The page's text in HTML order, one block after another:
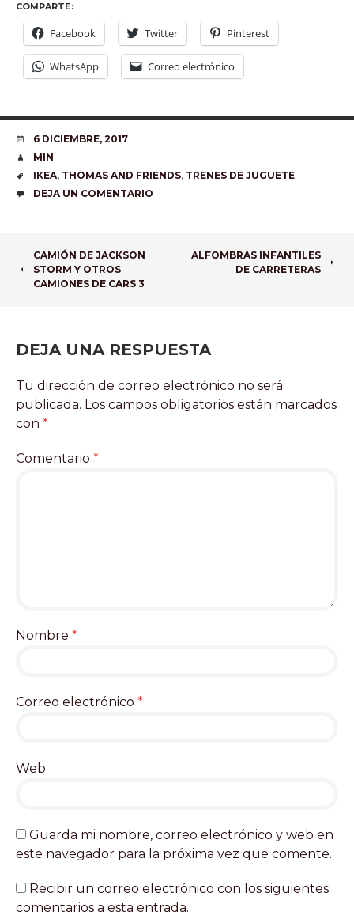
COMPARTE:
Facebook Twitter Pinterest
WhatsApp Correo electrónico
FECHA
6 DICIEMBRE, 2017
AUTOR
MIN
ETIQUETAS
IKEA, THOMAS AND FRIENDS, TRENES DE JUGUETE
COMENTARIOS
DEJA UN COMENTARIO
NAVEGADOR
DE
CAMIÓN DE JACKSON
STORM Y OTROS
CAMIONES DE CARS 3
ALFOMBRAS INFANTILES
DE CARRETERAS
DEJA UNA RESPUESTA
Tu dirección de correo electrónico no será
publicada. Los campos obligatorios están marcados
con *
Comentario *
Nombre *
Correo electrónico *
Web
Guarda mi nombre, correo electrónico y web en
este navegador para la próxima vez que comente.
Recibir un correo electrónico con los siguientes
comentarios a esta entrada.